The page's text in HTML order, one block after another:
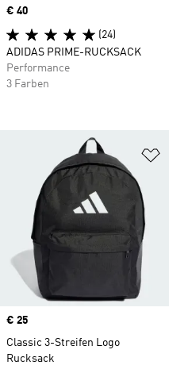
Price
€ 25
Classic 3-Streifen Logo
Rucksack
Price
€ 40
(24)
ADIDAS PRIME-RUCKSACK
Performance
3 Farben